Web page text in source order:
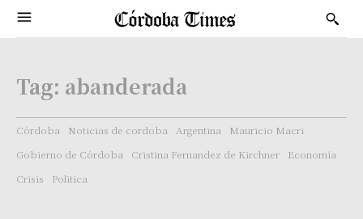
Tag: abanderada
Córdoba Noticias de cordoba Argentina
Mauricio Macri
Gobierno de Córdoba
Cristina Fernandez de Kirchner
Economía
Crisis
Politica